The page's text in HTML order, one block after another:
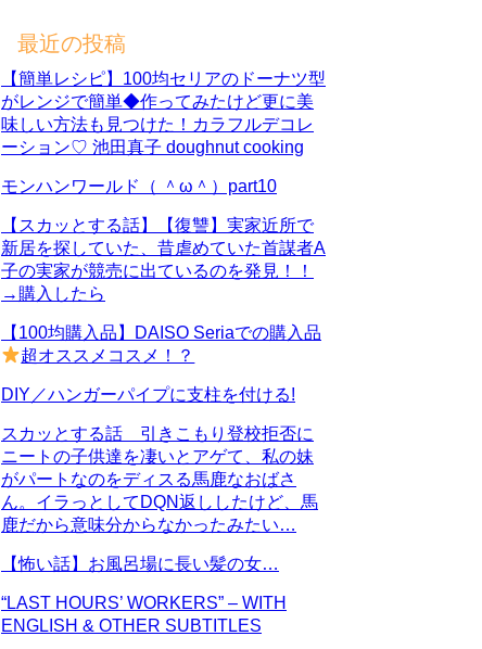
最近の投稿
【簡単レシピ】100均セリアのドーナツ型
がレンジで簡単◆作ってみたけど更に美
味しい方法も見つけた！カラフルデコレ
ーション♡ 池田真子 doughnut cooking
モンハンワールド（ ＾ω＾）part10
【スカッとする話】【復讐】実家近所で
新居を探していた、昔虐めていた首謀者A
子の実家が競売に出ているのを発見！！
→購入したら
【100均購入品】DAISO Seriaでの購入品
超オススメコスメ！？
DIY／ハンガーパイプに支柱を付ける!
スカッとする話 引きこもり登校拒否に
ニートの子供達を凄いとアゲて、私の妹
がパートなのをディスる馬鹿なおばさ
ん。イラっとしてDQN返ししたけど、馬
鹿だから意味分からなかったみたい…
【怖い話】お風呂場に長い髪の女…
“LAST HOURS’ WORKERS” – WITH
ENGLISH & OTHER SUBTITLES